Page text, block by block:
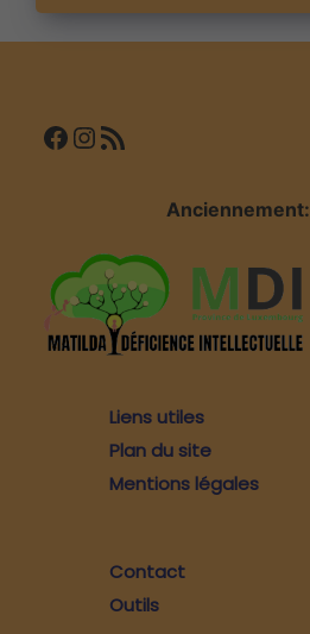
Facebook InstagramFlux RSS
Anciennement:
Liens utiles
Plan du site
Mentions légales
Contact
Outils